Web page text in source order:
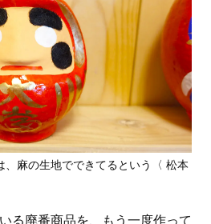
、麻の生地でできてるという〈 松本
る廃番商品を、もう一度作って